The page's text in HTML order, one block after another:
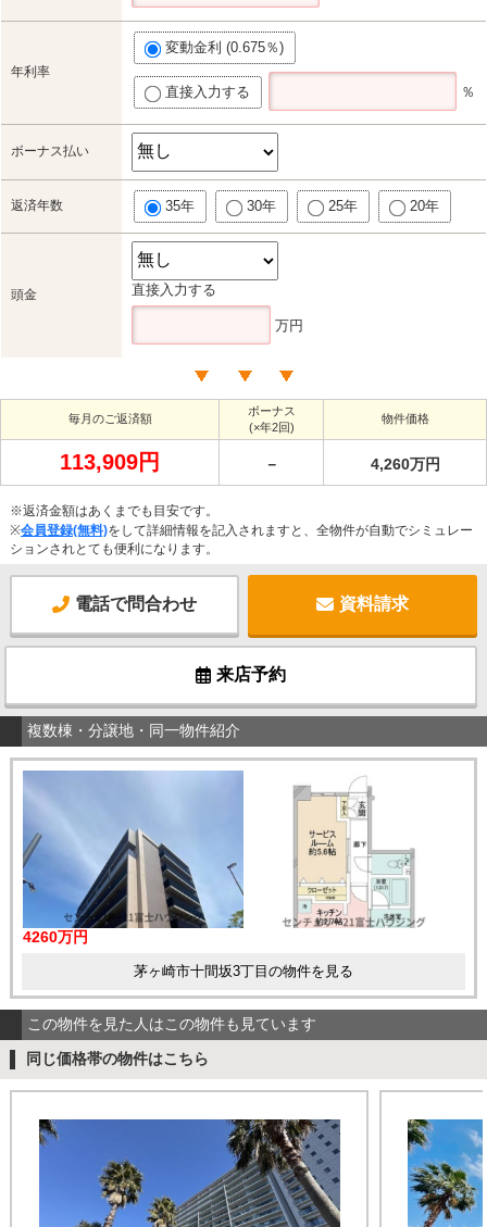
年利率
変動金利 (0.675％)
直接入力する ％
ボーナス払い
返済年数 35年 30年 25年 20年
頭金 直接入力する
万円
毎月のご返済額
ボーナス
(×年2回)
物件価格
113,909円 － 4,260万円
※返済金額はあくまでも目安です。
※会員登録(無料)をして詳細情報を記入されますと、全物件が自動でシミュレー
ションされとても便利になります。
電話で問合わせ 資料請求
来店予約
複数棟・分譲地・同一物件紹介
4260万円
茅ヶ崎市十間坂3丁目の物件を見る
この物件を見た人はこの物件も見ています
同じ価格帯の物件はこちら